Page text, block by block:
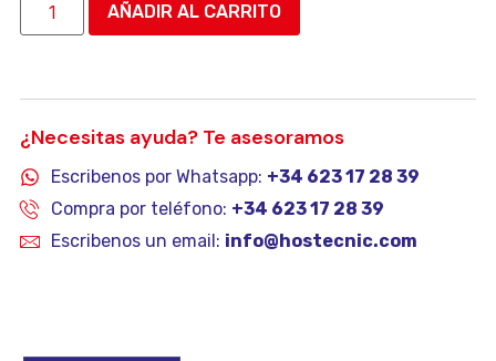
AÑADIR AL CARRITO
¿Necesitas ayuda? Te asesoramos
Escribenos por Whatsapp: +34 623 17 28 39
Compra por teléfono: +34 623 17 28 39
Escribenos un email: info@hostecnic.com